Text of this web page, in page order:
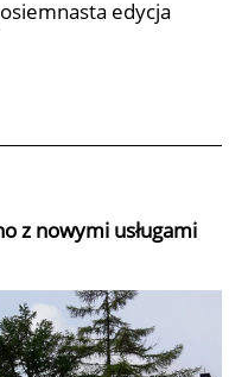
edycja
z nowymi usługami